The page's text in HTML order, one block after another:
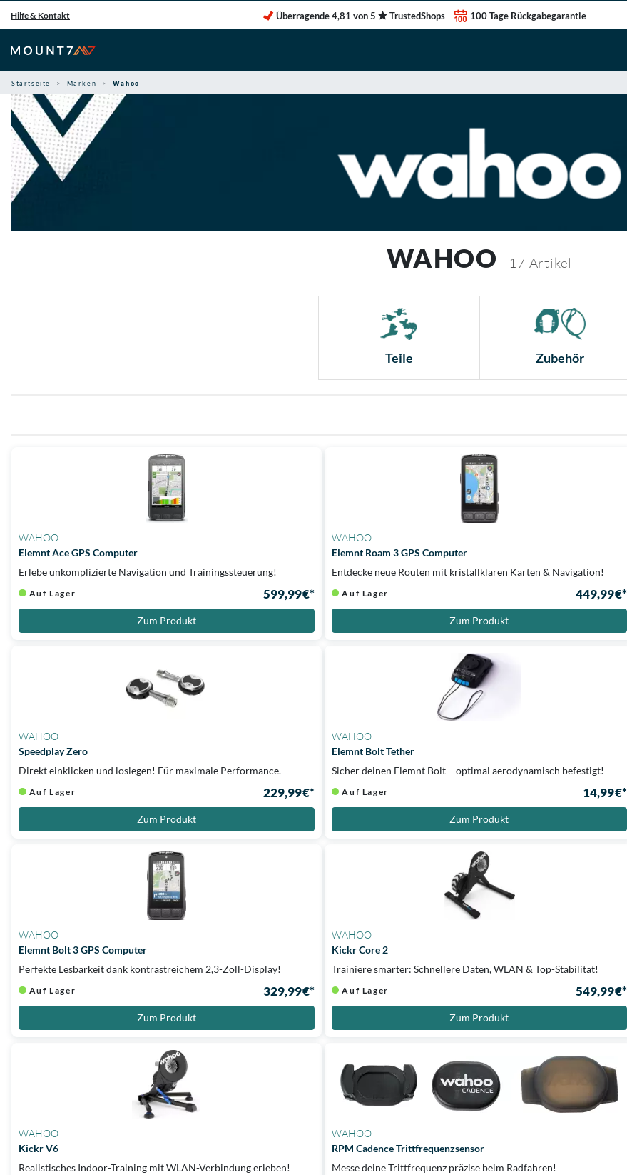
Inhalt
springen
Hilfe & Kontakt Überragende 4,81 von 5 TrustedShops 100 Tage Rückgabegarantie
Startseite Marken Wahoo
WAHOO 17 Artikel
Teile Zubehör
WAHOO
Elemnt Ace GPS Computer
Erlebe unkomplizierte Navigation und Trainingssteuerung!
Auf Lager 599,99 €*
Zum Produkt
WAHOO
Elemnt Roam 3 GPS Computer
Entdecke neue Routen mit kristallklaren Karten & Navigation!
Auf Lager 449,99 €*
Zum Produkt
WAHOO
Speedplay Zero
Direkt einklicken und loslegen! Für maximale Performance.
Auf Lager 229,99 €*
Zum Produkt
WAHOO
Elemnt Bolt Tether
Sicher deinen Elemnt Bolt – optimal aerodynamisch befestigt!
Auf Lager 14,99 €*
Zum Produkt
WAHOO
Elemnt Bolt 3 GPS Computer
Perfekte Lesbarkeit dank kontrastreichem 2,3-Zoll-Display!
Auf Lager 329,99 €*
Zum Produkt
WAHOO
Kickr Core 2
Trainiere smarter: Schnellere Daten, WLAN & Top-Stabilität!
Auf Lager 549,99 €*
Zum Produkt
WAHOO
Kickr V6
Realistisches Indoor-Training mit WLAN-Verbindung erleben!
WAHOO
RPM Cadence Trittfrequenzsensor
Messe deine Trittfrequenz präzise beim Radfahren!